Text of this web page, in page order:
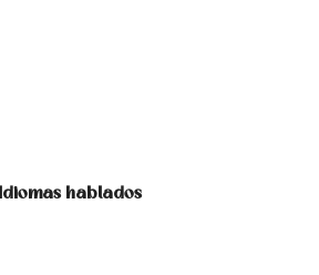
Idiomas hablados
Idiomas hablados